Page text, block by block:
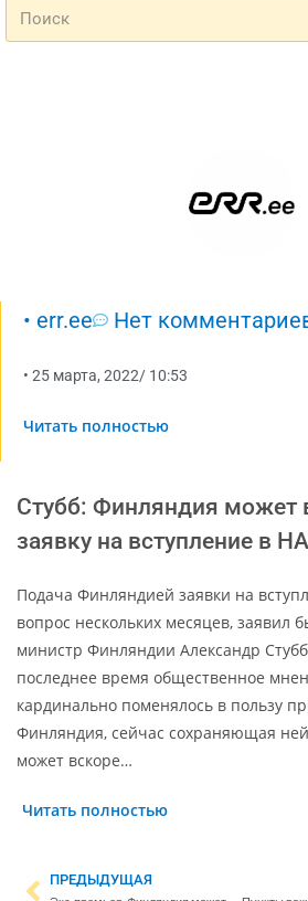
• err.ee Нет
• 25 марта, 2022/ 10:53
Читать полностью
Стубб: Финляндия может
заявку на вступление в
Подача Финляндией заявки на
вопрос нескольких месяцев, заявил
министр Финляндии Александр
последнее время общественное
кардинально поменялось в пользу
Финляндия, сейчас сохраняющая
может вскоре…
Читать полностью
ПРЕДЫДУЩАЯ